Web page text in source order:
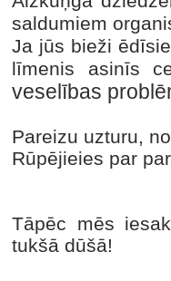
saldumiem
Ja jūs bieži
līmenis asinīs
veselības
Pareizu uzturu,
Rūpējieies par
Tāpēc mēs
tukšā dūšā!